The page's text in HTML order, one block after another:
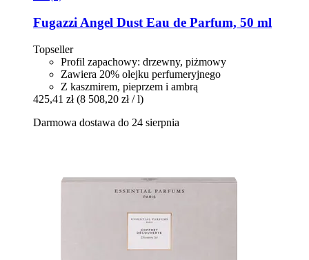
Fugazzi Angel Dust Eau de Parfum, 50 ml
Topseller
Profil zapachowy: drzewny, piżmowy
Zawiera 20% olejku perfumeryjnego
Z kaszmirem, pieprzem i ambrą
425,41 zł (8 508,20 zł / l)
Darmowa dostawa do 24 sierpnia